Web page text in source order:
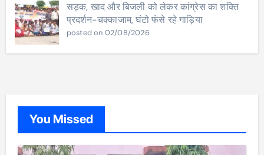
सड़क, खाद और बिजली को लेकर कांग्रेस का शक्ति
प्रदर्शन-चक्काजाम, घंटो फंसे रहे गाड़िया
posted on 02/08/2026
You Missed